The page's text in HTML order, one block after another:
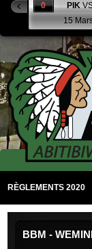
0 PIK
15
RÈGLEMENTS 2020
BBM -